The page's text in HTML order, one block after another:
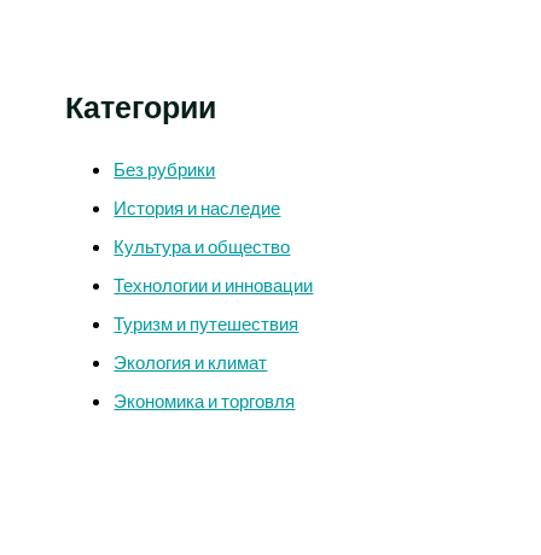
Категории
Без рубрики
История и наследие
Культура и общество
Технологии и инновации
Туризм и путешествия
Экология и климат
Экономика и торговля